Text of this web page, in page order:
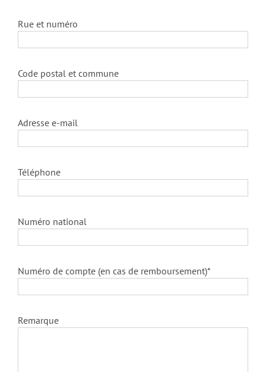
Rue et numéro
Code postal et commune
Adresse e-mail
Téléphone
Numéro national
Numéro de compte (en cas de remboursement)*
Remarque